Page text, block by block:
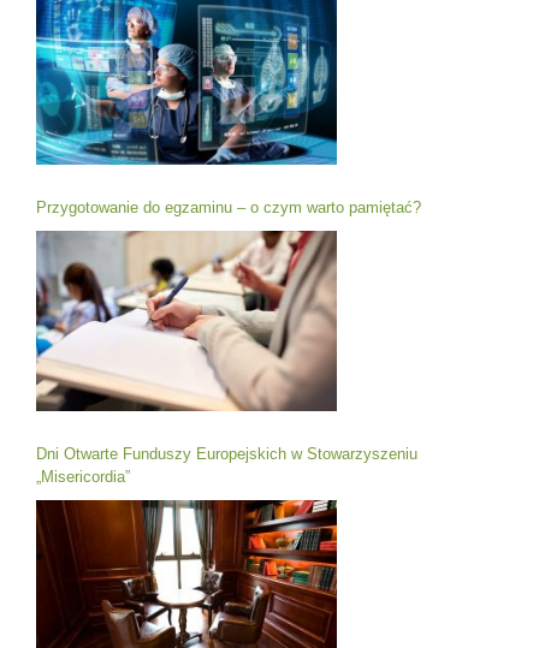
Przygotowanie do egzaminu – o czym warto pamiętać?
Dni Otwarte Funduszy Europejskich w Stowarzyszeniu
„Misericordia”